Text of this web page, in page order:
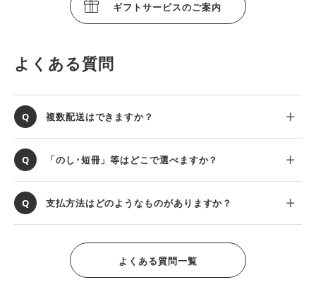
ギフトサービスのご案内
よくある質問
複数配送はできますか？
「のし･短冊」等はどこで選べますか？
支払方法はどのようなものがありますか？
よくある質問一覧